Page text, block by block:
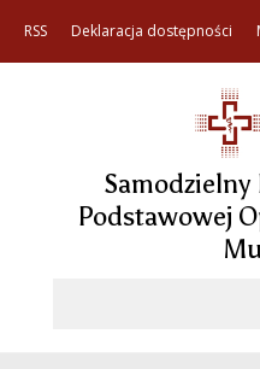
RSS Deklaracja dostępności
Samodzielny
Podstawowej